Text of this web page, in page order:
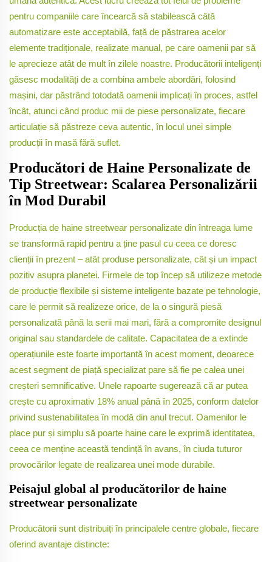
pentru companiile care încearcă să stabilească câtă
automatizare este acceptabilă, față de păstrarea acelor
elemente tradiționale, realizate manual, pe care oamenii par să
le aprecieze atât de mult în zilele noastre. Producătorii inteligenți
găsesc modalități de a combina ambele abordări, folosind
mașini, dar păstrând totodată oamenii implicați în proces, astfel
încât, atunci când produc mii de piese personalizate, fiecare
articulație să păstreze ceva autentic, în locul unei simple
producții în masă fără suflet.
Producători de Haine Personalizate de
Tip Streetwear: Scalarea Personalizării
în Mod Durabil
Producția de haine streetwear personalizate din întreaga lume
se transformă rapid pentru a ține pasul cu ceea ce doresc
clienții în prezent – atât produse personalizate, cât și un impact
pozitiv asupra planetei. Firmele de top încep să utilizeze metode
de producție flexibile și sisteme inteligente bazate pe tehnologie,
care le permit să realizeze orice, de la o singură piesă
personalizată până la serii mai mari, fără a compromite designul
original sau standardele de calitate. Capacitatea de a extinde
operațiunile este foarte importantă în acest moment, deoarece
acest segment de piață specializat pare să fie pe calea unei
creșteri semnificative. Unele rapoarte sugerează că ar putea
crește cu aproximativ 18% anual până în 2025, conform datelor
privind sustenabilitatea în modă din anul trecut. Oamenilor le
place pur și simplu să poarte haine care le exprimă identitatea,
ceea ce menține această tendință în avans, în ciuda tuturor
provocărilor legate de realizarea unei mode durabile.
Peisajul global al producătorilor de haine
streetwear personalizate
Producătorii sunt distribuiți în principalele centre globale, fiecare
oferind avantaje distincte: